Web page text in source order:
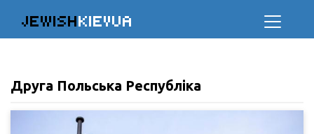
JEWISHKIEVUA
Друга Польська Республіка